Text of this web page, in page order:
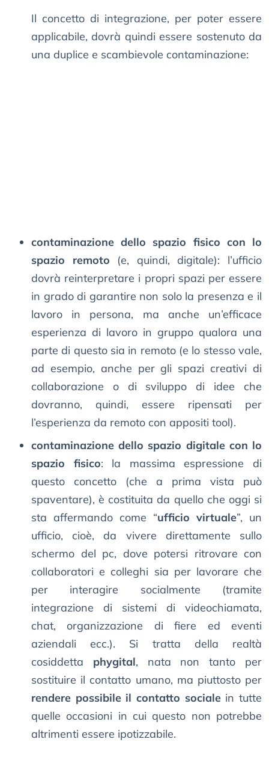
Il concetto di integrazione, per poter essere
applicabile, dovrà quindi essere sostenuto da
una duplice e scambievole contaminazione:
contaminazione dello spazio fisico con lo
spazio remoto (e, quindi, digitale): l’ufficio
dovrà reinterpretare i propri spazi per essere
in grado di garantire non solo la presenza e il
lavoro in persona, ma anche un’efficace
esperienza di lavoro in gruppo qualora una
parte di questo sia in remoto (e lo stesso vale,
ad esempio, anche per gli spazi creativi di
collaborazione o di sviluppo di idee che
dovranno, quindi, essere ripensati per
l’esperienza da remoto con appositi tool).
contaminazione dello spazio digitale con lo
spazio fisico: la massima espressione di
questo concetto (che a prima vista può
spaventare), è costituita da quello che oggi si
sta affermando come “ufficio virtuale”, un
ufficio, cioè, da vivere direttamente sullo
schermo del pc, dove potersi ritrovare con
collaboratori e colleghi sia per lavorare che
per interagire socialmente (tramite
integrazione di sistemi di videochiamata,
chat, organizzazione di fiere ed eventi
aziendali ecc.). Si tratta della realtà
cosiddetta phygital, nata non tanto per
sostituire il contatto umano, ma piuttosto per
rendere possibile il contatto sociale in tutte
quelle occasioni in cui questo non potrebbe
altrimenti essere ipotizzabile.